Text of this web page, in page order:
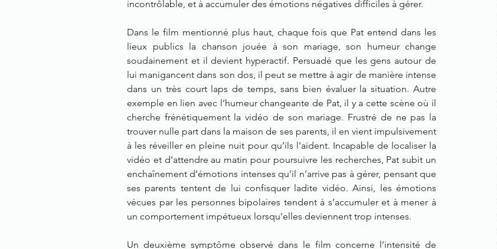
incontrôlable, et à accumuler des émotions négatives difficiles à gérer.
Dans le film mentionné plus haut, chaque fois que Pat entend dans les
lieux publics la chanson jouée à son mariage, son humeur change
soudainement et il devient hyperactif. Persuadé que les gens autour de
lui manigancent dans son dos, il peut se mettre à agir de manière intense
dans un très court laps de temps, sans bien évaluer la situation. Autre
exemple en lien avec l’humeur changeante de Pat, il y a cette scène où il
cherche frénétiquement la vidéo de son mariage. Frustré de ne pas la
trouver nulle part dans la maison de ses parents, il en vient impulsivement
à les réveiller en pleine nuit pour qu’ils l’aident. Incapable de localiser la
vidéo et d’attendre au matin pour poursuivre les recherches, Pat subit un
enchaînement d’émotions intenses qu’il n’arrive pas à gérer, pensant que
ses parents tentent de lui confisquer ladite vidéo. Ainsi, les émotions
vécues par les personnes bipolaires tendent à s’accumuler et à mener à
un comportement impétueux lorsqu’elles deviennent trop intenses.
Un deuxième symptôme observé dans le film concerne l’intensité de